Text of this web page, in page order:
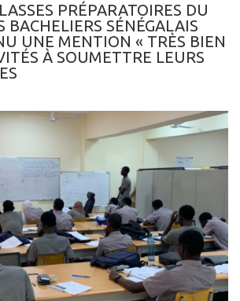
PRÉPARATOIRES DU
BACHELIERS SÉNÉGALAIS
UNE MENTION « TRÈS BIEN
À SOUMETTRE LEURS